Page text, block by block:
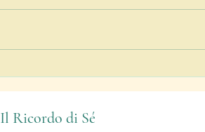
Il Ricordo di Sé